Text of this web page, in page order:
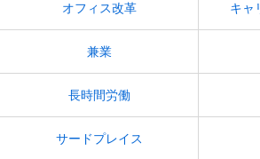
オフィス改革 キャ
兼業
長時間労働
サードプレイス